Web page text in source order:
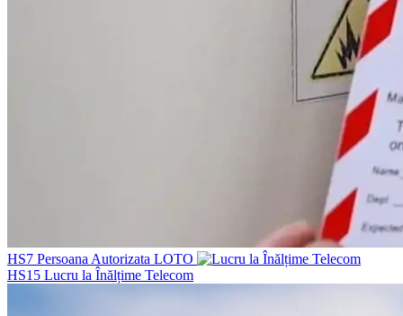
HS7 Persoana Autorizata LOTO
HS15 Lucru la Înălțime Telecom